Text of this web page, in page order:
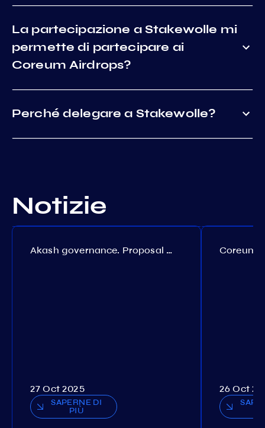
La partecipazione a Stakewolle mi
permette di partecipare ai
Coreum Airdrops?
Perché delegare a Stakewolle?
Notizie
Akash governance. Proposal №308
27 Oct 2025
SAPERNE DI
PIÙ
26 Oct